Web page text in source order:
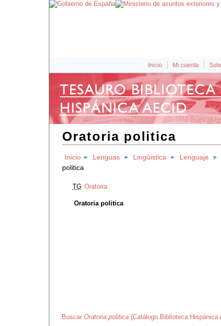
Inicio Mi cuenta
Oratoria politica
Inicio Lenguas Lingüistica
Lenguaje
politica
TG Oratoria
Oratoria politica
Buscar Oratoria politica (Catálogo Biblioteca Hispánica